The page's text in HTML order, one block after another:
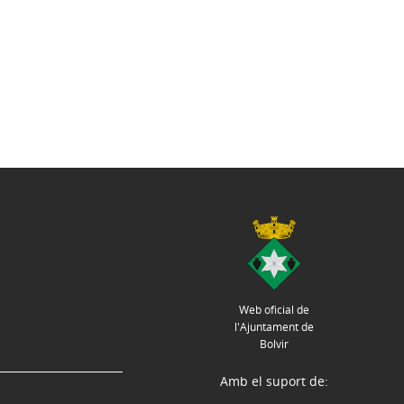
Web oficial de
l'Ajuntament de
Bolvir
Amb el suport de: